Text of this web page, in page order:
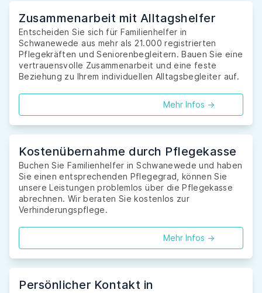
Zusammenarbeit mit Alltagshelfer
Entscheiden Sie sich für Familienhelfer in
Schwanewede aus mehr als 21.000 registrierten
Pflegekräften und Seniorenbegleitern. Bauen Sie eine
vertrauensvolle Zusammenarbeit und eine feste
Beziehung zu Ihrem individuellen Alltagsbegleiter auf.
Mehr Infos ->
Kostenübernahme durch Pflegekasse
Buchen Sie Familienhelfer in Schwanewede und haben
Sie einen entsprechenden Pflegegrad, können Sie
unsere Leistungen problemlos über die Pflegekasse
abrechnen. Wir beraten Sie kostenlos zur
Verhinderungspflege.
Mehr Infos ->
Persönlicher Kontakt in